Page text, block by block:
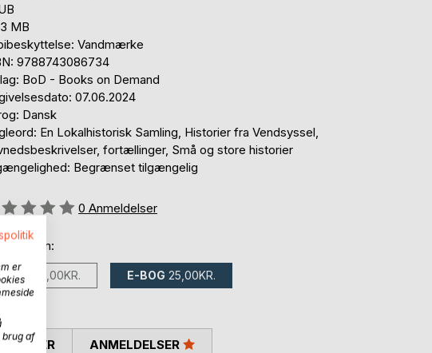
MB
Vandmærke
9788743086734
BoD - Books on Demand
07.06.2024
Dansk
En Lokalhistorisk Samling, Historier fra Vendsyssel,
fortællinger, Små og store historier
Begrænset tilgængelig
0 Anmeldelser
fås som:
BOG 199,00KR. E-BOG 25,00KR.
SKRIVER ANMELDELSER
er
af